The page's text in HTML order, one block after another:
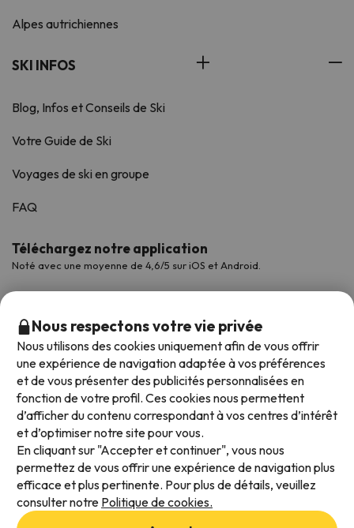
Alpes autrichiennes
SKI INFOS
Blog, Infos et Conseils de Ski
Votre Guide de Ski
Voyages de ski en groupe
FAQ
Téléchargez notre application
Noté avec une moyenne de 4,6/5 sur iOS et Android.
Modes de paiement disponibles
Nous respectons votre vie privée
Nous utilisons des cookies uniquement afin de vous offrir
une expérience de navigation adaptée à vos préférences
et de vous présenter des publicités personnalisées en
fonction de votre profil. Ces cookies nous permettent
d’afficher du contenu correspondant à vos centres d’intérêt
et d’optimiser notre site pour vous.
En cliquant sur "Accepter et continuer", vous nous
permettez de vous offrir une expérience de navigation plus
efficace et plus pertinente. Pour plus de détails, veuillez
consulter notre Politique de cookies.